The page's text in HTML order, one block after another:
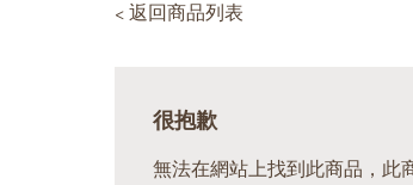
< 返回商品列表
很抱歉
無法在網站上找到此商品，此